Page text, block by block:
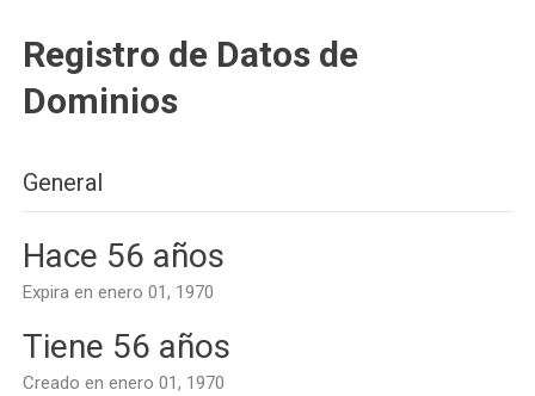
Registro de Datos de
Dominios
General
Hace 56 años
Expira en enero 01, 1970
Tiene 56 años
Creado en enero 01, 1970